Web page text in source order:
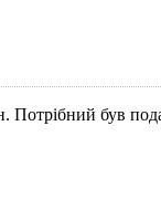
Потрібний був